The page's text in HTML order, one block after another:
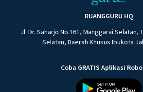
RUANGGURU HQ
Jl. Dr. Saharjo No.161, Manggarai
Selatan, Daerah Khusus Ibukota
Coba GRATIS Aplikasi